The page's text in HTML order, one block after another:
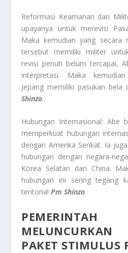
Reformasi Keamanan dan
upayanya untuk merevisi
Maka kemudian yang secara
tersebut memiliki militer
revisi penuh belum tercapai,
interpretasi. Maka
Jepang memiliki pasukan
Shinzo.
Hubungan Internasional: Abe
memperkuat hubungan
dengan Amerika Serikat. Ia
hubungan dengan negara-
Korea Selatan dan China.
hubungan ini sering tegang
teritorial Pm Shinzo.
PAKET STIMULUS